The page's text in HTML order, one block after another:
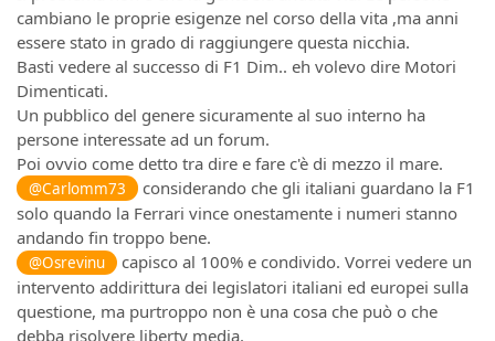
cambiano le proprie esigenze nel corso della vita ,ma anni
essere stato in grado di raggiungere questa nicchia.
Basti vedere al successo di F1 Dim.. eh volevo dire Motori
Dimenticati.
Un pubblico del genere sicuramente al suo interno ha
persone interessate ad un forum.
Poi ovvio come detto tra dire e fare c'è di mezzo il mare.
@Carlomm73
considerando che gli italiani guardano la F1
solo quando la Ferrari vince onestamente i numeri stanno
andando fin troppo bene.
@Osrevinu capisco al 100% e condivido. Vorrei vedere un
intervento addirittura dei legislatori italiani ed europei sulla
questione, ma purtroppo non è una cosa che può o che
debba risolvere liberty media.